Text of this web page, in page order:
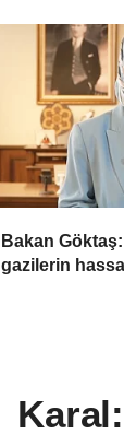
Bakan
gazilerin